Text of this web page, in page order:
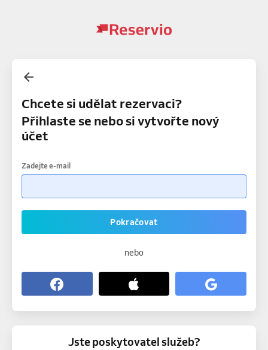
Chcete si udělat rezervaci?
Přihlaste se nebo si vytvořte nový
účet
Zadejte e-mail
Pokračovat
nebo
Jste poskytovatel služeb?